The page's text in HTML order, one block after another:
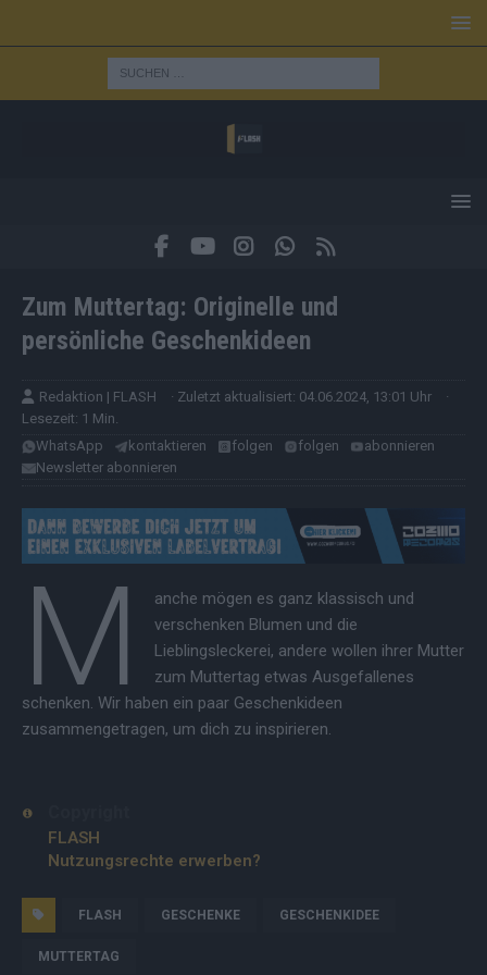
Zum Muttertag: Originelle und
persönliche Geschenkideen
Redaktion | FLASH · Zuletzt aktualisiert: 04.06.2024, 13:01 Uhr
·
Lesezeit: 1 Min.
WhatsApp
kontaktieren folgen folgen
abonnieren
Newsletter abonnieren
M
anche mögen es ganz klassisch und
verschenken Blumen und die
Lieblingsleckerei, andere wollen ihrer Mutter
zum Muttertag etwas Ausgefallenes
schenken. Wir haben ein paar Geschenkideen
zusammengetragen, um dich zu inspirieren.
FLASH
Nutzungsrechte erwerben?
FLASH GESCHENKE GESCHENKIDEE
MUTTERTAG